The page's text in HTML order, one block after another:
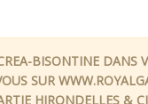
BISONTINE DANS
SUR
HIRONDELLES &